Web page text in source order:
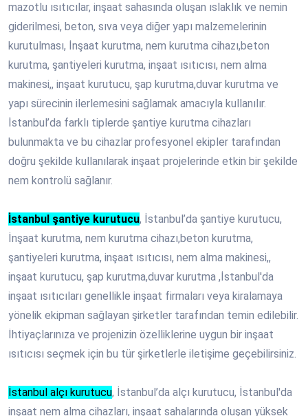
mazotlu ısıtıcılar, inşaat sahasında oluşan ıslaklık ve nemin
giderilmesi, beton, sıva veya diğer yapı malzemelerinin
kurutulması, İnşaat kurutma, nem kurutma cihazı,beton
kurutma, şantiyeleri kurutma, inşaat ısıtıcısı, nem alma
makinesi,, inşaat kurutucu, şap kurutma,duvar kurutma ve
yapı sürecinin ilerlemesini sağlamak amacıyla kullanılır.
İstanbul’da farklı tiplerde şantiye kurutma cihazları
bulunmakta ve bu cihazlar profesyonel ekipler tarafından
doğru şekilde kullanılarak inşaat projelerinde etkin bir şekilde
nem kontrolü sağlanır.
İstanbul şantiye kurutucu, İstanbul’da şantiye kurutucu,
İnşaat kurutma, nem kurutma cihazı,beton kurutma,
şantiyeleri kurutma, inşaat ısıtıcısı, nem alma makinesi,,
inşaat kurutucu, şap kurutma,duvar kurutma ,İstanbul'da
inşaat ısıtıcıları genellikle inşaat firmaları veya kiralamaya
yönelik ekipman sağlayan şirketler tarafından temin edilebilir.
İhtiyaçlarınıza ve projenizin özelliklerine uygun bir inşaat
ısıtıcısı seçmek için bu tür şirketlerle iletişime geçebilirsiniz.
İstanbul alçı kurutucu, İstanbul’da alçı kurutucu, İstanbul'da
inşaat nem alma cihazları, inşaat sahalarında oluşan yüksek